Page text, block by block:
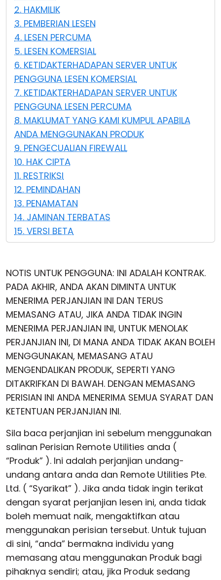
2. HAKMILIK
3. PEMBERIAN LESEN
4. LESEN PERCUMA
5. LESEN KOMERSIAL
6. KETIDAKTERHADAPAN SERVER UNTUK
PENGGUNA LESEN KOMERSIAL
7. KETIDAKTERHADAPAN SERVER UNTUK
PENGGUNA LESEN PERCUMA
8. MAKLUMAT YANG KAMI KUMPUL APABILA
ANDA MENGGUNAKAN PRODUK
9. PENGECUALIAN FIREWALL
10. HAK CIPTA
11. RESTRIKSI
12. PEMINDAHAN
13. PENAMATAN
14. JAMINAN TERBATAS
15. VERSI BETA
NOTIS UNTUK PENGGUNA: INI ADALAH KONTRAK.
PADA AKHIR, ANDA AKAN DIMINTA UNTUK
MENERIMA PERJANJIAN INI DAN TERUS
MEMASANG ATAU, JIKA ANDA TIDAK INGIN
MENERIMA PERJANJIAN INI, UNTUK MENOLAK
PERJANJIAN INI, DI MANA ANDA TIDAK AKAN BOLEH
MENGGUNAKAN, MEMASANG ATAU
MENGENDALIKAN PRODUK, SEPERTI YANG
DITAKRIFKAN DI BAWAH. DENGAN MEMASANG
PERISIAN INI ANDA MENERIMA SEMUA SYARAT DAN
KETENTUAN PERJANJIAN INI.
Sila baca perjanjian ini sebelum menggunakan
salinan Perisian Remote Utilities anda (
“Produk” ). Ini adalah perjanjian undang-
undang antara anda dan Remote Utilities Pte.
Ltd. ( “Syarikat” ). Jika anda tidak ingin terikat
dengan syarat perjanjian lesen ini, anda tidak
boleh memuat naik, mengaktifkan atau
menggunakan perisian tersebut. Untuk tujuan
di sini, “anda” bermakna individu yang
memasang atau menggunakan Produk bagi
pihaknya sendiri; atau, jika Produk sedang
Awan & Di Dalam Premis